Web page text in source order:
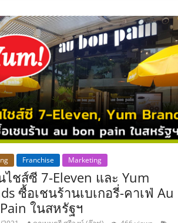
,
ษา
, Franchise Marketing
ชส์ซี 7-Eleven และ Yum
ซื้อเชนร้านเบเกอรี่-คาเฟ่ Au
ในสหรัฐฯ